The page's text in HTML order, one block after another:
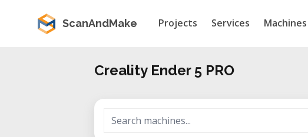
ScanAndMake Projects Services Machines
Creality Ender 5 PRO